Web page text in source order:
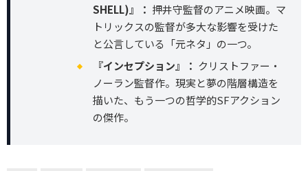
SHELL)』： 押井守監督のアニメ映画。マ
トリックスの監督が多大な影響を受けた
と公言している「元ネタ」の一つ。
『インセプション』： クリストファー・
ノーラン監督作。現実と夢の階層構造を
描いた、もう一つの哲学的SFアクション
の傑作。